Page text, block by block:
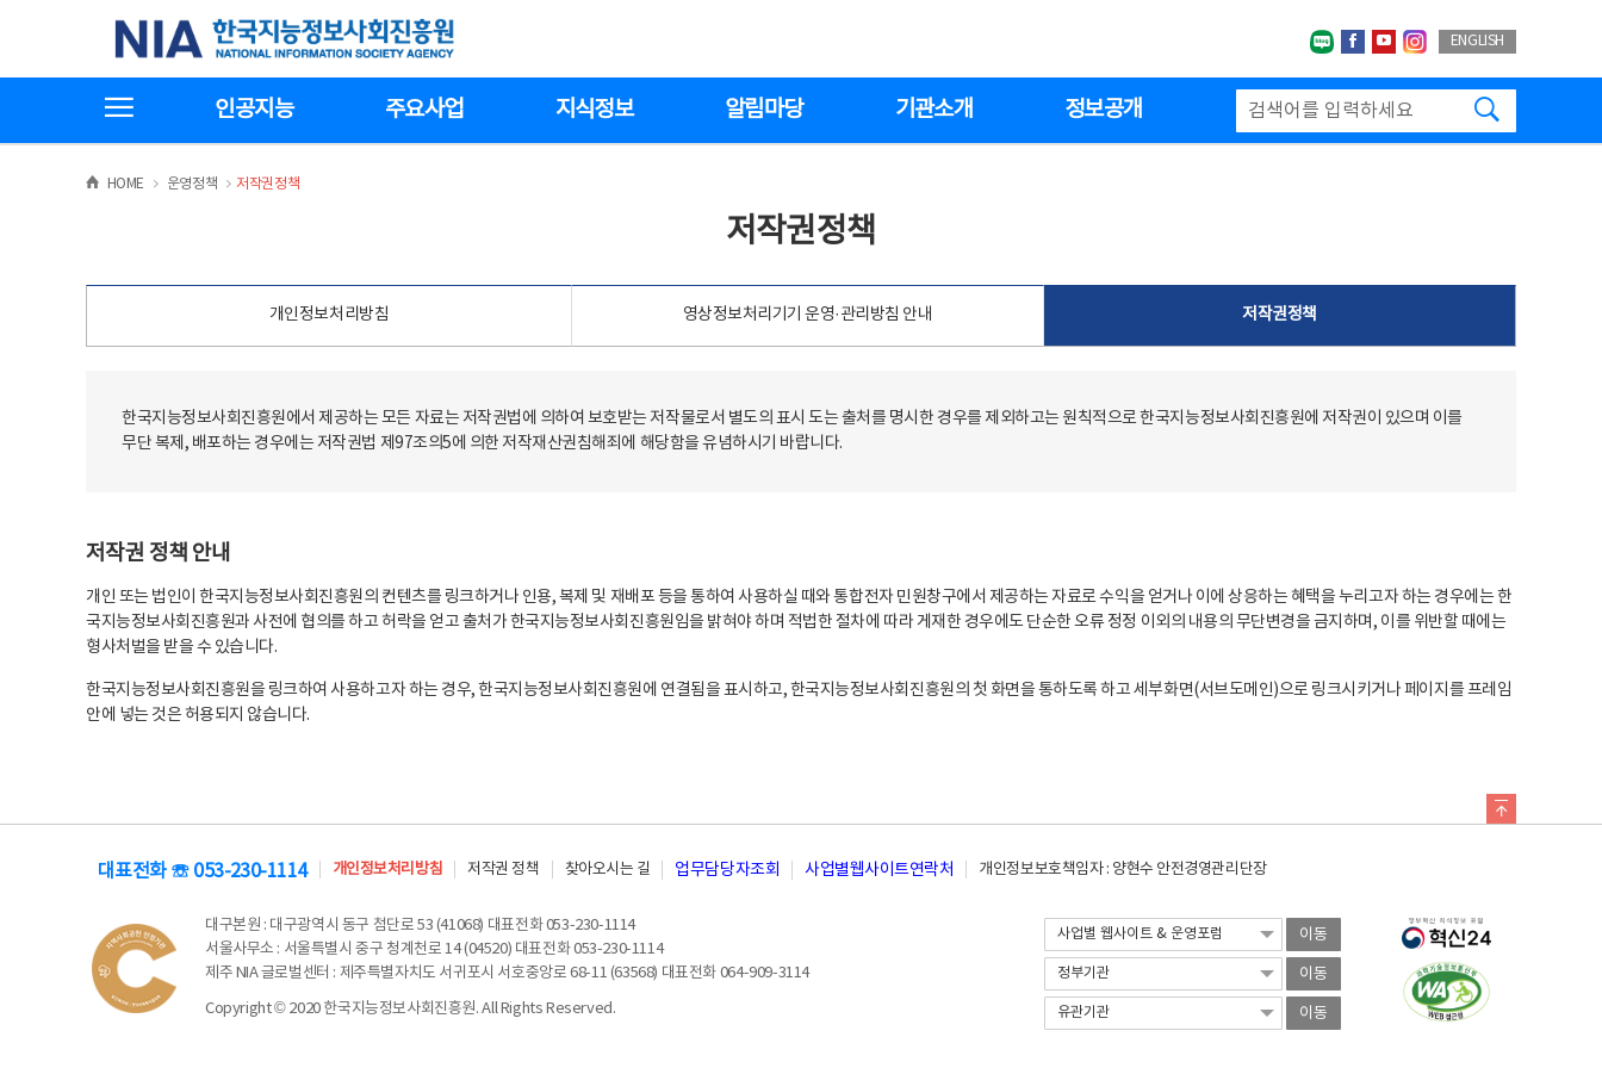
기
한국지능정보사회진흥원
네이버블로그
페이스북
유투브인스타그랩
ENGLISH
인공지능 주요사업 지식정보 알림마당 기관소개 정보공개
HOME >운영정책 >
저작권정책
저작권정책
개인정보처리방침 영상정보처리기기 운영·관리방침 안내 저작권정책
한국지능정보사회진흥원에서 제공하는 모든 자료는 저작권법에 의하여 보호받는 저작물로서 별도의 표시 도는 출처를 명시한 경우를 제외하고는 원칙적으로 한국지능정보사회진흥원에 저작권이 있으며 이를
무단 복제, 배포하는 경우에는 저작권법 제97조의5에 의한 저작재산권침해죄에 해당함을 유념하시기 바랍니다.
저작권 정책 안내
개인 또는 법인이 한국지능정보사회진흥원의 컨텐츠를 링크하거나 인용, 복제 및 재배포 등을 통하여 사용하실 때와 통합전자 민원창구에서 제공하는 자료로 수익을 얻거나 이에 상응하는 혜택을 누리고자 하는 경우에는 한
국지능정보사회진흥원과 사전에 협의를 하고 허락을 얻고 출처가 한국지능정보사회진흥원임을 밝혀야 하며 적법한 절차에 따라 게재한 경우에도 단순한 오류 정정 이외의 내용의 무단변경을 금지하며, 이를 위반할 때에는
형사처벌을 받을 수 있습니다.
한국지능정보사회진흥원을 링크하여 사용하고자 하는 경우, 한국지능정보사회진흥원에 연결됨을 표시하고, 한국지능정보사회진흥원의 첫 화면을 통하도록 하고 세부화면(서브도메인)으로 링크시키거나 페이지를 프레임
안에 넣는 것은 허용되지 않습니다.
대표전화 ☏ 053-230-1114 개인정보처리방침 저작권 정책 찾아오시는 길 업무담당자조회 사업별웹사이트연락처 개인정보보호책임자 : 양현수 안전경영관리단장
대구본원 : 대구광역시 동구 첨단로 53 (41068) 대표전화 053-230-1114
서울사무소 : 서울특별시 중구 청계천로 14 (04520) 대표전화 053-230-1114
제주 NIA 글로벌센터 : 제주특별자치도 서귀포시 서호중앙로 68-11 (63568) 대표전화 064-909-3114
Copyright © 2020 한국지능정보사회진흥원. All Rights Reserved.
이동
이동
이동